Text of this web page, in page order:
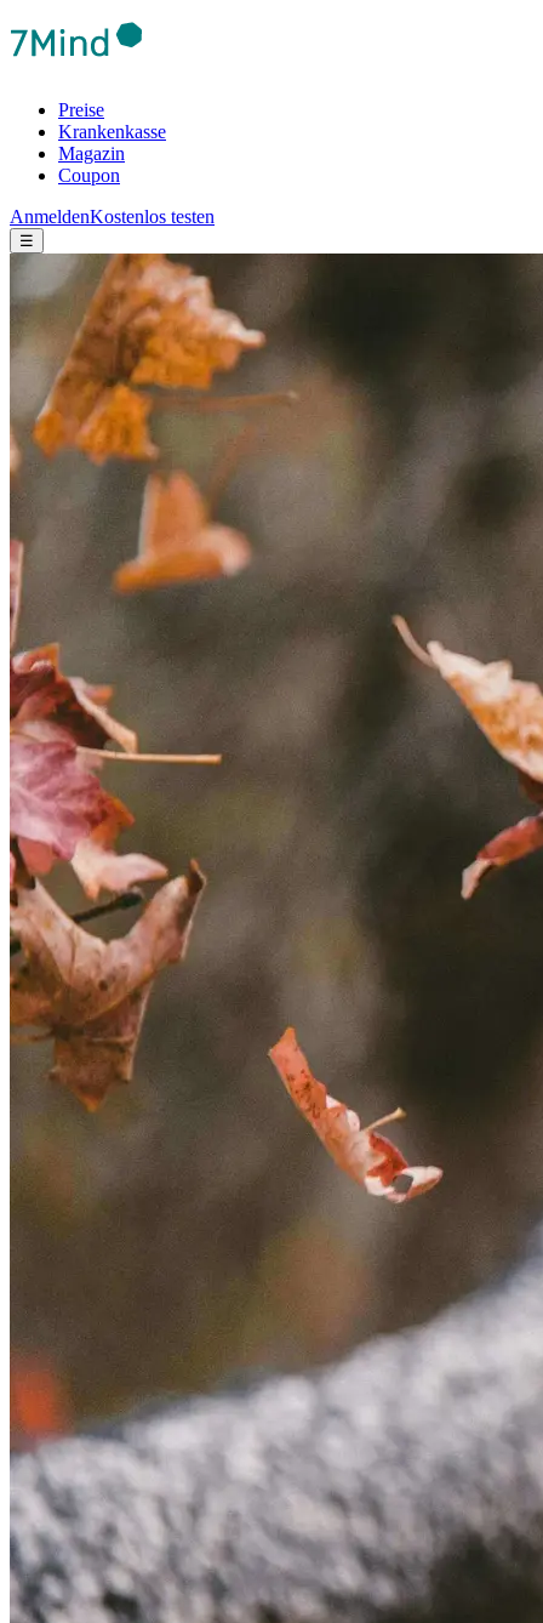
Preise
Krankenkasse
Magazin
Coupon
AnmeldenKostenlos testen
☰